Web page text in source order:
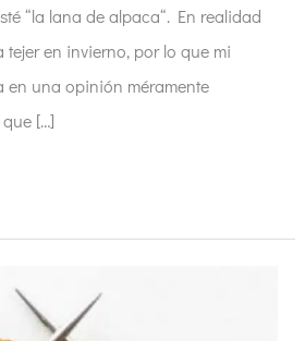
“la lana de alpaca“. En realidad
en invierno, por lo que mi
en una opinión méramente
[…]